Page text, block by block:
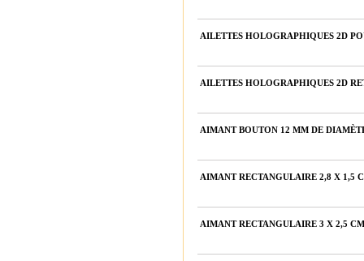
AILETTES HOLOGRAPHIQUES 2D
AILETTES HOLOGRAPHIQUES 2D
AIMANT BOUTON 12 MM DE
AIMANT RECTANGULAIRE 2,8 X 1,5
AIMANT RECTANGULAIRE 3 X 2,5